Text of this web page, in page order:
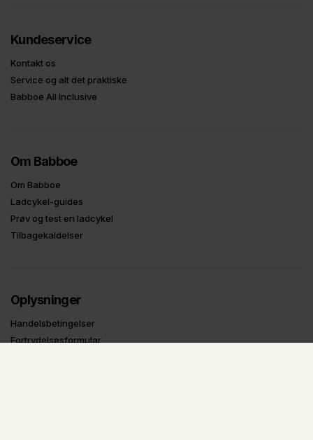
Kundeservice
Kontakt os
Service og alt det praktiske
Babboe All Inclusive
Om Babboe
Om Babboe
Ladcykel-guides
Prøv og test en ladcykel
Tilbagekaldelser
Oplysninger
Handelsbetingelser
Fortrydelsesformular